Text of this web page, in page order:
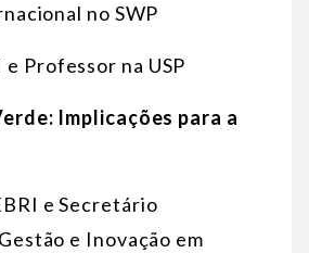
no SWP
Professor na USP
Implicações para a
e Secretário
e Inovação em